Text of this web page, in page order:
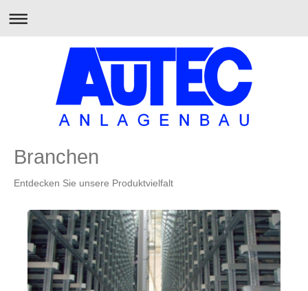
Branchen
Entdecken Sie unsere Produktvielfalt